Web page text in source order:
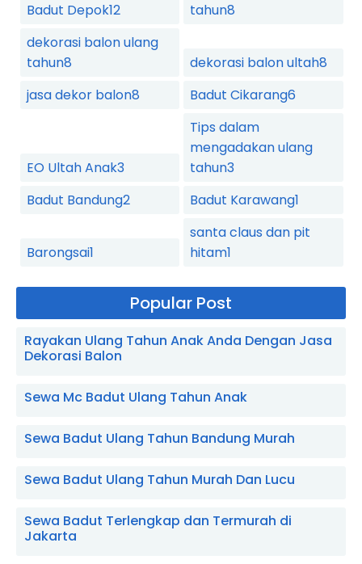
Badut Depok12
tahun8
dekorasi balon ulang
tahun8 dekorasi balon ultah8
jasa dekor balon8 Badut Cikarang6
EO Ultah Anak3
Tips dalam
mengadakan ulang
tahun3
Badut Bandung2 Badut Karawang1
Barongsai1
santa claus dan pit
hitam1
Popular Post
Rayakan Ulang Tahun Anak Anda Dengan Jasa
Dekorasi Balon
Sewa Mc Badut Ulang Tahun Anak
Sewa Badut Ulang Tahun Bandung Murah
Sewa Badut Ulang Tahun Murah Dan Lucu
Sewa Badut Terlengkap dan Termurah di
Jakarta